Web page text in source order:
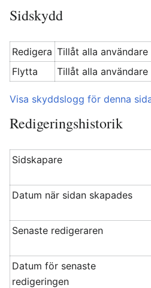
Sidskydd
Redigera Tillåt alla
Flytta
Tillåt alla
Visa skyddslogg för denna
Redigeringshistorik
Sidskapare
Datum när sidan skapades
Senaste redigeraren
Datum för senaste
redigeringen